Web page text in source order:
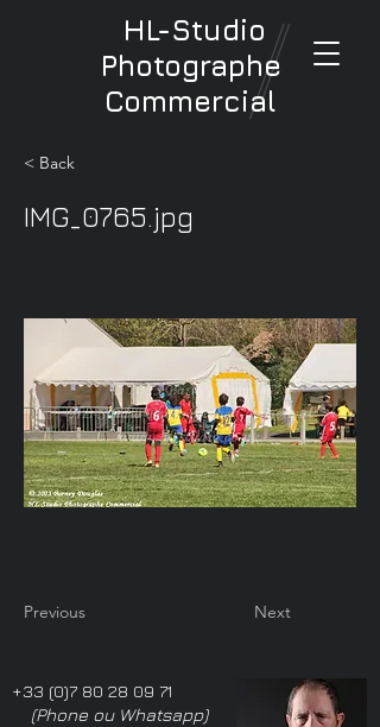
HL-Studio
Photographe
Commercial
< Back
IMG_0765.jpg
Previous Next
+33 (0)7 80 28 09 71
(Phone ou Whatsapp)